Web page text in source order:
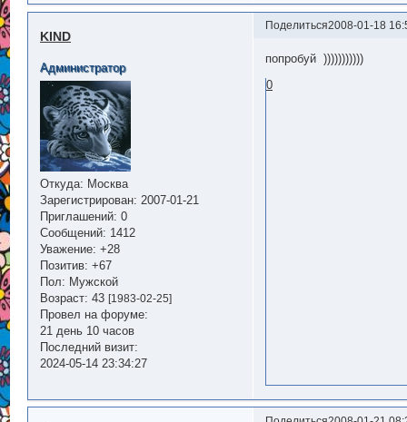
Поделиться2008-01-18
KIND
Администратор
Откуда: Москва
Зарегистрирован: 2007-01-21
Приглашений: 0
Сообщений: 1412
Уважение: +28
Позитив: +67
Пол: Мужской
Возраст: 43 [1983-02-25]
Провел на форуме:
21 день 10 часов
Последний визит:
2024-05-14 23:34:27
попробуй )))))))))))
0